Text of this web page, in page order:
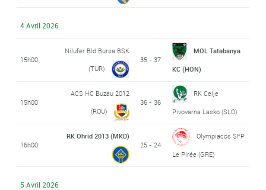
4 Avril 2026
15h00
Nilufer Bld Bursa BSK
(TUR)
35 - 37
MOL Tatabanya
KC (HON)
15h00
ACS HC Buzau 2012
(ROU)
36 - 36
RK Celje
Pivovarna Lasko (SLO)
16h00
RK Ohrid 2013 (MKD)
25 - 24
Olympiacos SFP
Le Pirée (GRE)
5 Avril 2026